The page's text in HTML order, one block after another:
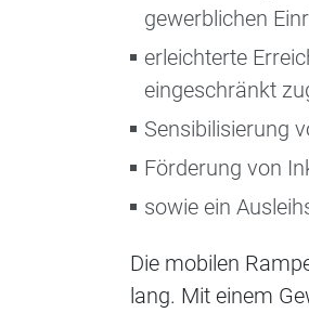
gewerblichen
erleichterte
eingeschränkt
Sensibilisierung
Förderung von
sowie ein
Die mobilen
lang. Mit einem